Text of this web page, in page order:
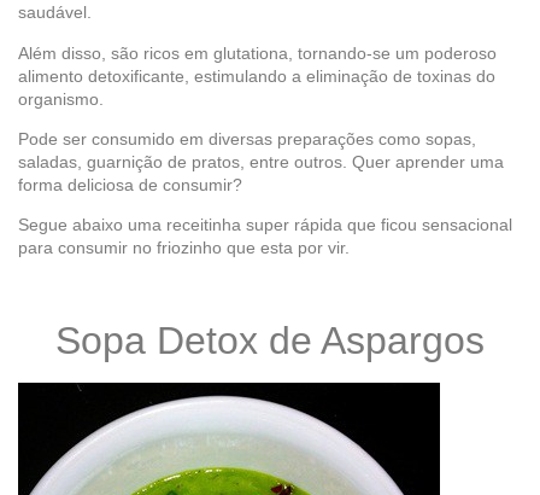
saudável.
Além disso, são ricos em glutationa, tornando-se um poderoso
alimento detoxificante, estimulando a eliminação de toxinas do
organismo.
Pode ser consumido em diversas preparações como sopas,
saladas, guarnição de pratos, entre outros. Quer aprender uma
forma deliciosa de consumir?
Segue abaixo uma receitinha super rápida que ficou sensacional
para consumir no friozinho que esta por vir.
Sopa Detox de Aspargos